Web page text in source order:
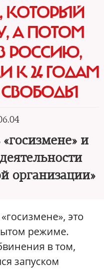
КОТОРЫЙ
А ПОТОМ
РОССИЮ,
К 24 ГОДАМ
и
организации»
это
режиме.
в том,
запуском